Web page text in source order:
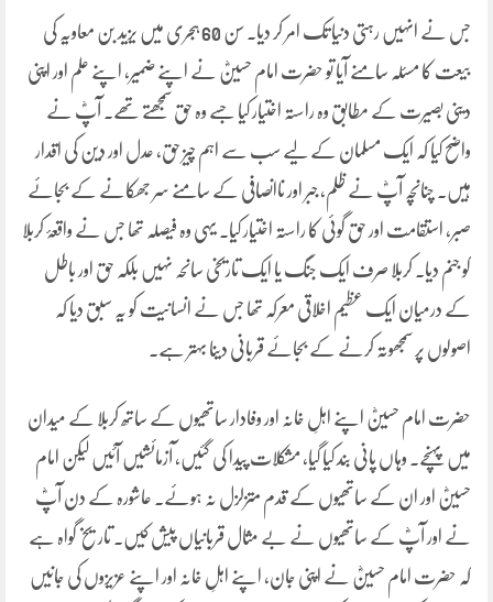
جس نے انہیں رہتی دنیا تک امر کر دیا۔ سن 60 ہجری میں یزید بن معاویہ کی
بیعت کا مسئلہ سامنے آیا تو حضرت امام حسینؓ نے اپنے ضمیر، اپنے علم اور اپنی
دینی بصیرت کے مطابق وہ راستہ اختیار کیا جسے وہ حق سمجھتے تھے۔ آپؓ نے
واضح کیا کہ ایک مسلمان کے لیے سب سے اہم چیز حق، عدل اور دین کی اقدار
ہیں۔ چنانچہ آپؓ نے ظلم، جبر اور ناانصافی کے سامنے سر جھکانے کے بجائے
صبر، استقامت اور حق گوئی کا راستہ اختیار کیا۔ یہی وہ فیصلہ تھا جس نے واقعۂ کربلا
کو جنم دیا۔ کربلا صرف ایک جنگ یا ایک تاریخی سانحہ نہیں بلکہ حق اور باطل
کے درمیان ایک عظیم اخلاقی معرکہ تھا جس نے انسانیت کو یہ سبق دیا کہ
اصولوں پر سمجھوتہ کرنے کے بجائے قربانی دینا بہتر ہے۔
حضرت امام حسینؓ اپنے اہلِ خانہ اور وفادار ساتھیوں کے ساتھ کربلا کے میدان
میں پہنچے۔ وہاں پانی بند کیا گیا، مشکلات پیدا کی گئیں، آزمائشیں آئیں لیکن امام
حسینؓ اور ان کے ساتھیوں کے قدم متزلزل نہ ہوئے۔ عاشورہ کے دن آپؓ
نے اور آپؓ کے ساتھیوں نے بے مثال قربانیاں پیش کیں۔ تاریخ گواہ ہے
کہ حضرت امام حسینؓ نے اپنی جان، اپنے اہلِ خانہ اور اپنے عزیزوں کی جانیں